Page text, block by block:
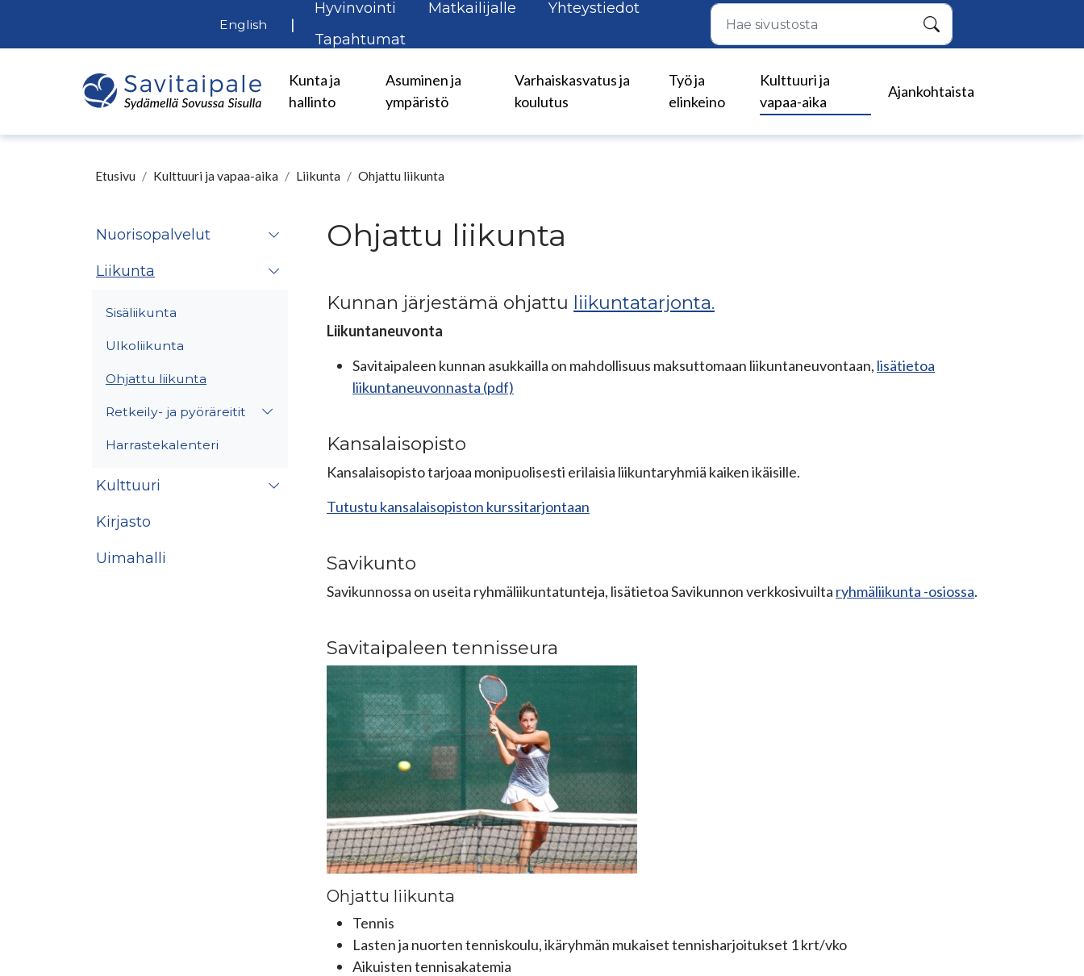
English |
Hyvinvointi Matkailijalle
Yhteystiedot
Tapahtumat
Hae
Kunta ja
hallinto
Asuminen ja
ympäristö
Varhaiskasvatus ja
koulutus
Työ ja
elinkeino
Kulttuuri ja
vapaa-aika
Ajankohtaista
Etusivu Kulttuuri ja vapaa-aika Liikunta Ohjattu liikunta
Nuorisopalvelut
Liikunta
Sisäliikunta
Ulkoliikunta
Ohjattu liikunta
Retkeily- ja pyöräreitit
Harrastekalenteri
Kulttuuri
Kirjasto
Uimahalli
Ohjattu liikunta
Kunnan järjestämä ohjattu liikuntatarjonta.
Liikuntaneuvonta
Savitaipaleen kunnan asukkailla on mahdollisuus maksuttomaan liikuntaneuvontaan, lisätietoa
liikuntaneuvonnasta (pdf)
Kansalaisopisto
Kansalaisopisto tarjoaa monipuolisesti erilaisia liikuntaryhmiä kaiken ikäisille.
Tutustu kansalaisopiston kurssitarjontaan
Savikunto
Savikunnossa on useita ryhmäliikuntatunteja, lisätietoa Savikunnon verkkosivuilta ryhmäliikunta -osiossa.
Savitaipaleen tennisseura
Ohjattu liikunta
Tennis
Lasten ja nuorten tenniskoulu, ikäryhmän mukaiset tennisharjoitukset 1 krt/vko
Aikuisten tennisakatemia